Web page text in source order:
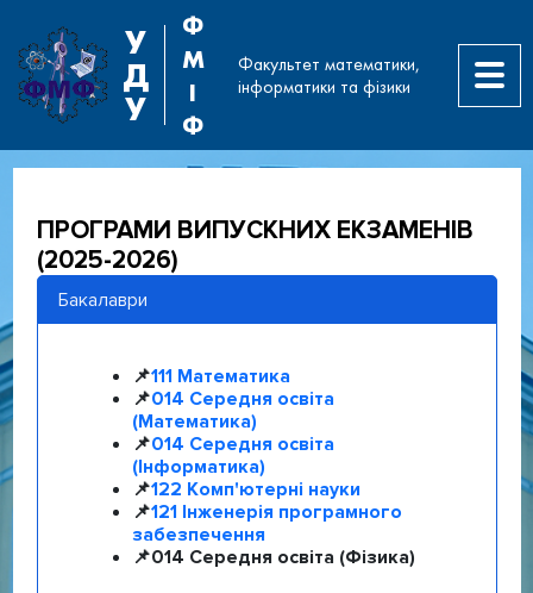
У
Д
У
Ф
М
І
Ф
Факультет математики,
інформатики та фізики
ПРОГРАМИ ВИПУСКНИХ ЕКЗАМЕНІВ
(2025-2026)
Бакалаври
📌111 Математика
📌014 Середня освіта
(Математика)
📌014 Середня освіта
(Інформатика)
📌122 Комп'ютерні науки
📌121 Інженерія програмного
забезпечення
📌014 Середня освіта (Фізика)